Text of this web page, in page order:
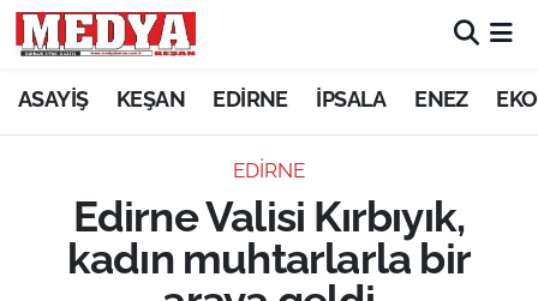
ASAYİŞ KEŞAN EDİRNE İPSALA ENEZ
EDİRNE
Edirne Valisi Kırbıyık,
kadın muhtarlarla bir
KEŞAN
ASAYİŞ
SİYASET